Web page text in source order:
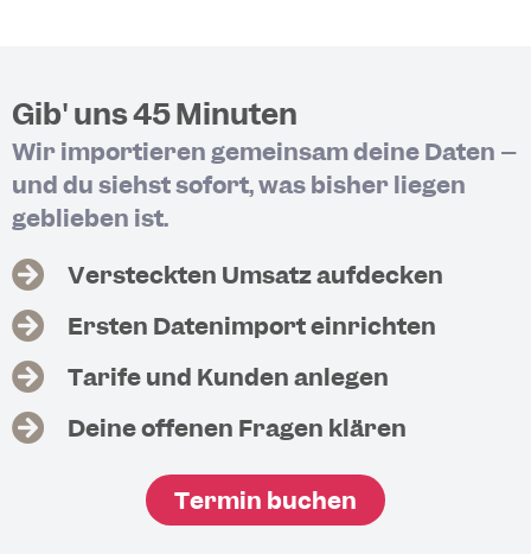
Gib' uns 45 Minuten
Wir importieren gemeinsam deine Daten –
und du siehst sofort, was bisher liegen
geblieben ist.
Versteckten Umsatz aufdecken
Ersten Datenimport einrichten
Tarife und Kunden anlegen
Deine offenen Fragen klären
Termin buchen